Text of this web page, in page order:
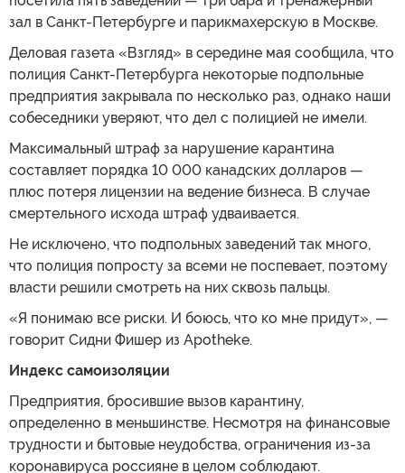
зал в Санкт-Петербурге и парикмахерскую в Москве.
Деловая газета «Взгляд» в середине мая сообщила, что
полиция Санкт-Петербурга некоторые подпольные
предприятия закрывала по несколько раз, однако наши
собеседники уверяют, что дел с полицией не имели.
Максимальный штраф за нарушение карантина
составляет порядка 10 000 канадских долларов —
плюс потеря лицензии на ведение бизнеса. В случае
смертельного исхода штраф удваивается.
Не исключено, что подпольных заведений так много,
что полиция попросту за всеми не поспевает, поэтому
власти решили смотреть на них сквозь пальцы.
«Я понимаю все риски. И боюсь, что ко мне придут», —
говорит Сидни Фишер из Apotheke.
Индекс самоизоляции
Предприятия, бросившие вызов карантину,
определенно в меньшинстве. Несмотря на финансовые
трудности и бытовые неудобства, ограничения из-за
коронавируса россияне в целом соблюдают.